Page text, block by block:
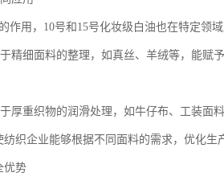
作用，10号和15号化妆级白油也在特定领域
精细面料的整理，如真丝、羊绒等，能赋予
厚重织物的润滑处理，如牛仔布、工装面
织企业能够根据不同面料的需求，优化生
优势